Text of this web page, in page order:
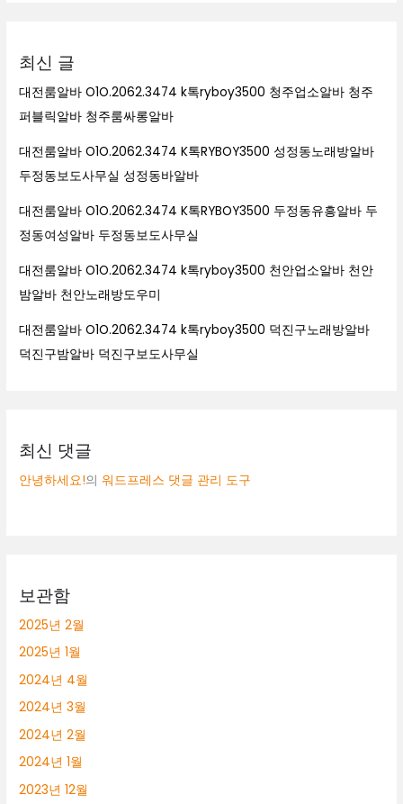
최신 글
대전룸알바 O1O.2062.3474 k톡ryboy3500 청주업소알바 청주
퍼블릭알바 청주룸싸롱알바
대전룸알바 O1O.2062.3474 K톡RYBOY3500 성정동노래방알바
두정동보도사무실 성정동바알바
대전룸알바 O1O.2062.3474 K톡RYBOY3500 두정동유흥알바 두
정동여성알바 두정동보도사무실
대전룸알바 O1O.2062.3474 k톡ryboy3500 천안업소알바 천안
밤알바 천안노래방도우미
대전룸알바 O1O.2062.3474 k톡ryboy3500 덕진구노래방알바
덕진구밤알바 덕진구보도사무실
최신 댓글
안녕하세요!의워드프레스 댓글 관리 도구
보관함
2025년 2월
2025년 1월
2024년 4월
2024년 3월
2024년 2월
2024년 1월
2023년 12월